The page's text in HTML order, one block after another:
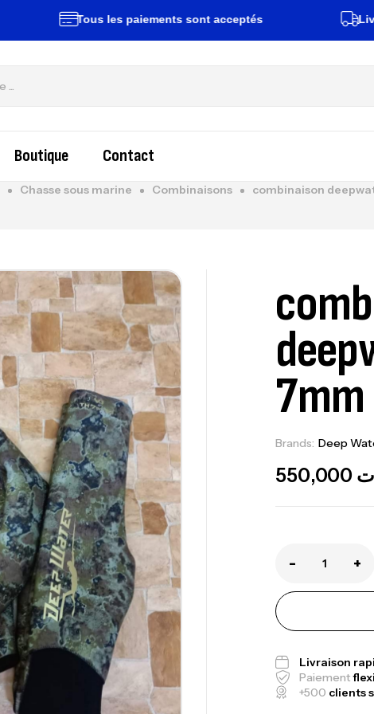
Tous les paiements sont acceptés
Boutique Contact
Chasse sous marine Combinaisons combinaison
7mm
Brands: Deep
550,000
- +
Livraison
Paiement
+500 clients